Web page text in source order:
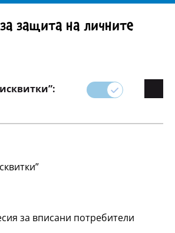
си любимци с нашата
храна за домашни любимци
за грижа - TEDi предлага
защита на личните
за вписани потребители